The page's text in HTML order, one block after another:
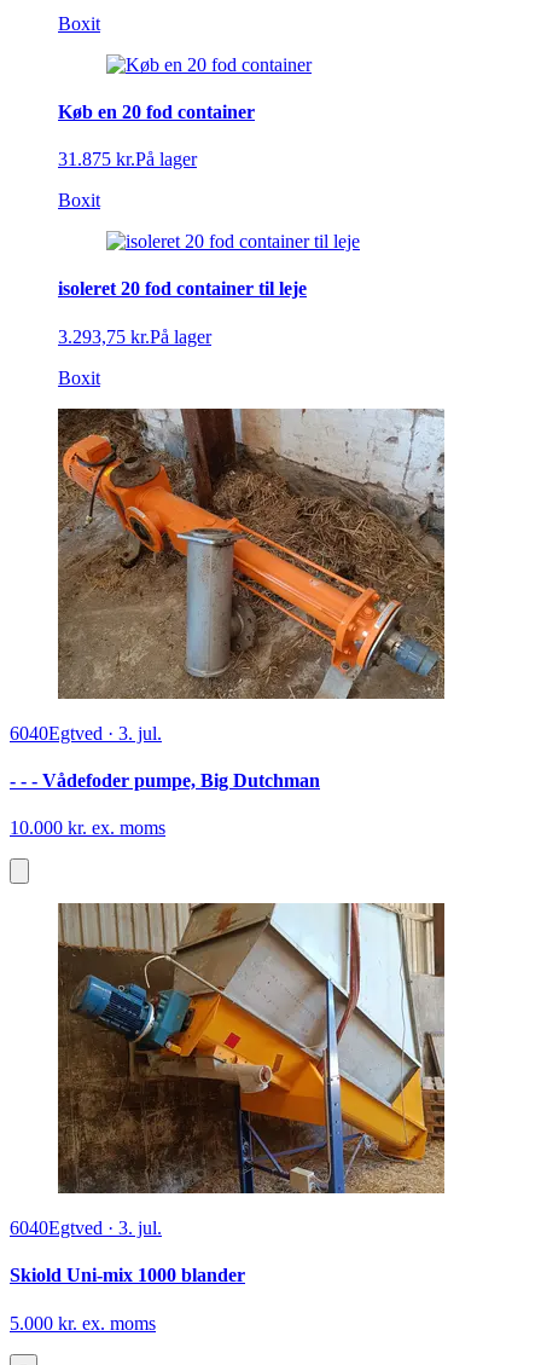
Boxit
Køb en 20 fod container
31.875 kr.På lager
Boxit
isoleret 20 fod container til leje
3.293,75 kr.På lager
Boxit
6040Egtved · 3. jul.
- - - Vådefoder pumpe, Big Dutchman
10.000 kr. ex. moms
6040Egtved · 3. jul.
Skiold Uni-mix 1000 blander
5.000 kr. ex. moms